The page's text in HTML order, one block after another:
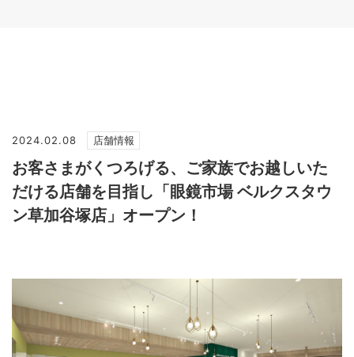
2024.02.08 店舗情報
お客さまがくつろげる、ご家族でお越しいた
だける店舗を目指し「眼鏡市場 ベルクスタウ
ン草加谷塚店」オープン！